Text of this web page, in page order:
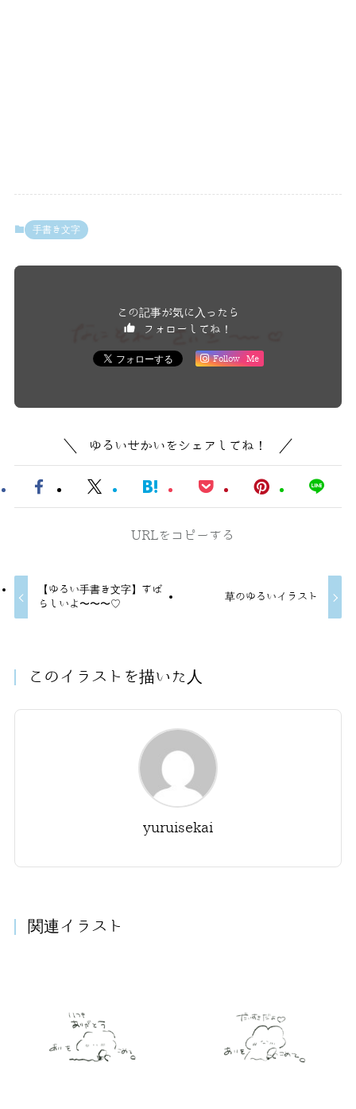
手書き文字
この記事が気に入ったら
フォローしてね！
Follow Me
ゆるいせかいをシェアしてね！
URLをコピーする
【ゆるい手書き文字】すば
らしいよ〜〜〜♡
草のゆるいイラスト
このイラストを描いた人
yuruisekai
関連イラスト